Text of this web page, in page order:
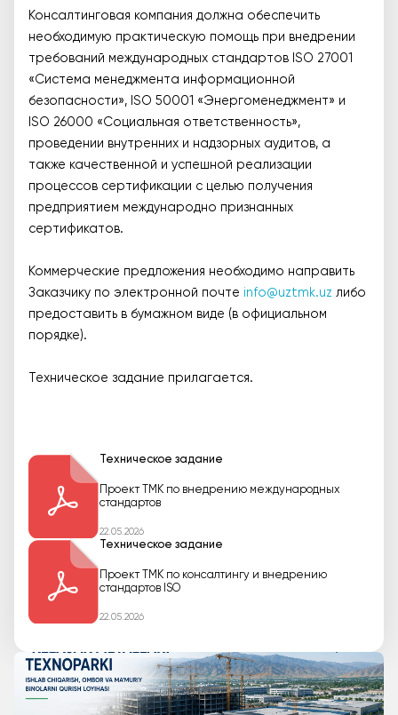
Консалтинговая компания должна обеспечить
необходимую практическую помощь при внедрении
требований международных стандартов ISO 27001
«Система менеджмента информационной
безопасности», ISO 50001 «Энергоменеджмент» и
ISO 26000 «Социальная ответственность»,
проведении внутренних и надзорных аудитов, а
также качественной и успешной реализации
процессов сертификации с целью получения
предприятием международно признанных
сертификатов.
Коммерческие предложения необходимо направить
Заказчику по электронной почте info@uztmk.uz либо
предоставить в бумажном виде (в официальном
порядке).
Техническое задание прилагается.
Техническое задание
Проект TMK по внедрению международных
стандартов
22.05.2026
Техническое задание
Проект TMK по консалтингу и внедрению
стандартов ISO
22.05.2026